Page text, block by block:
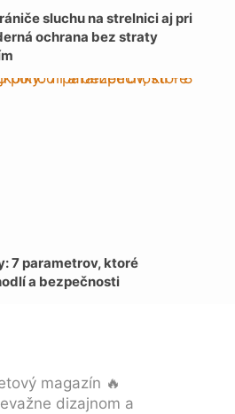
sluchu na strelnici aj pri
ochrana bez straty
7 parametrov, ktoré
a bezpečnosti
magazín 🔥
dizajnom a